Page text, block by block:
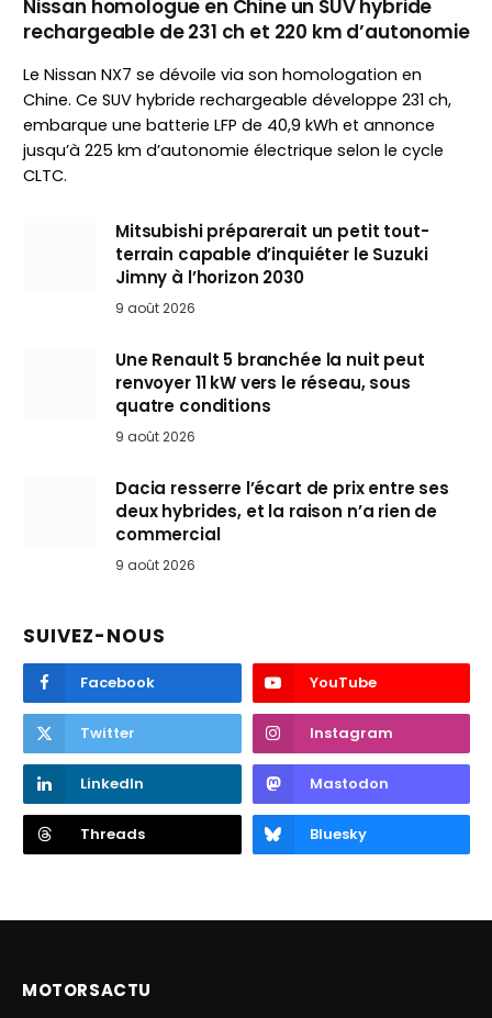
Nissan homologue en Chine un SUV hybride
rechargeable de 231 ch et 220 km d’autonomie
Le Nissan NX7 se dévoile via son homologation en
Chine. Ce SUV hybride rechargeable développe 231 ch,
embarque une batterie LFP de 40,9 kWh et annonce
jusqu’à 225 km d’autonomie électrique selon le cycle
CLTC.
Mitsubishi préparerait un petit tout-
terrain capable d’inquiéter le Suzuki
Jimny à l’horizon 2030
9 août 2026
Une Renault 5 branchée la nuit peut
renvoyer 11 kW vers le réseau, sous
quatre conditions
9 août 2026
Dacia resserre l’écart de prix entre ses
deux hybrides, et la raison n’a rien de
commercial
9 août 2026
SUIVEZ-NOUS
Facebook YouTube
Twitter Instagram
LinkedIn Mastodon
Threads Bluesky
MOTORSACTU